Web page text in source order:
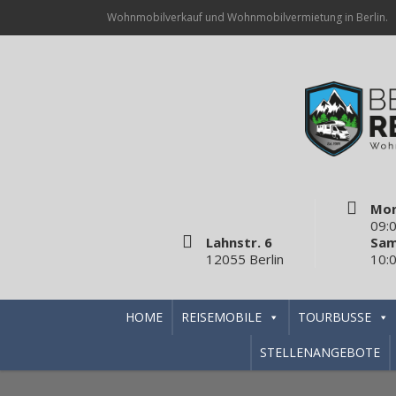
Wohnmobilverkauf und Wohnmobilvermietung in Berlin.
Lahnstr. 6
12055 Berlin
HOME REISEMOBILE TOURBUSSE
STELLENANGEBOTE